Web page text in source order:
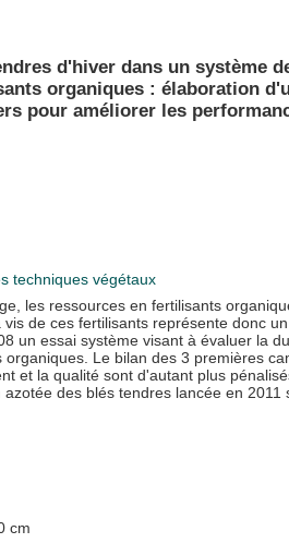
d'hiver dans un système
organiques : élaboration
pour améliorer les
techniques végétaux
les ressources en fertilisants
de ces fertilisants représente donc
un essai système visant à évaluer la
Le bilan des 3 premières
et la qualité sont d'autant plus
des blés tendres lancée en 2011
cm